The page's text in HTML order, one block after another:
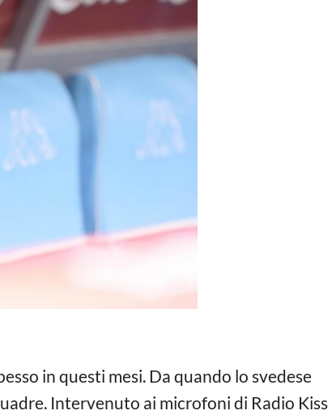
in questi mesi. Da quando lo svedese
Intervenuto ai microfoni di Radio Kiss